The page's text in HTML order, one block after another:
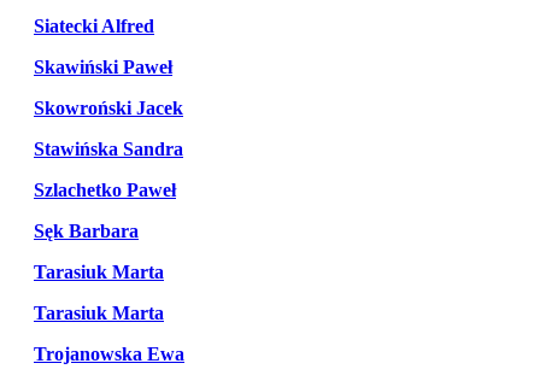
Siatecki Alfred
Skawiński Paweł
Skowroński Jacek
Stawińska Sandra
Szlachetko Paweł
Sęk Barbara
Tarasiuk Marta
Tarasiuk Marta
Trojanowska Ewa